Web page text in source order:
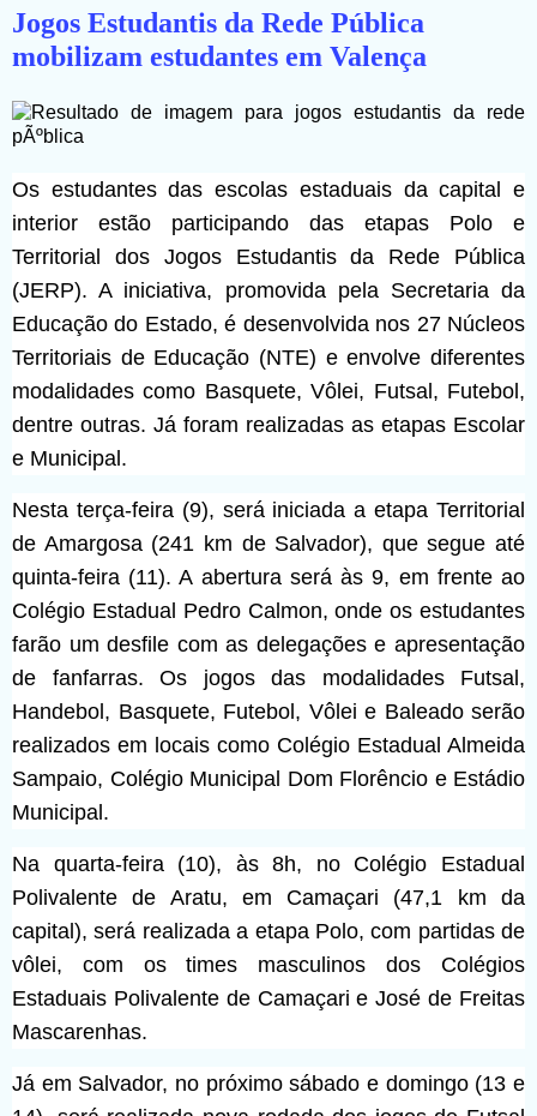
Jogos Estudantis da Rede Pública
mobilizam estudantes em Valença
Os estudantes das escolas estaduais da capital e
interior estão participando das etapas Polo e
Territorial dos Jogos Estudantis da Rede Pública
(JERP). A iniciativa, promovida pela Secretaria da
Educação do Estado, é desenvolvida nos 27 Núcleos
Territoriais de Educação (NTE) e envolve diferentes
modalidades como Basquete, Vôlei, Futsal, Futebol,
dentre outras. Já foram realizadas as etapas Escolar
e Municipal.
Nesta terça-feira (9), será iniciada a etapa Territorial
de Amargosa (241 km de Salvador), que segue até
quinta-feira (11). A abertura será às 9, em frente ao
Colégio Estadual Pedro Calmon, onde os estudantes
farão um desfile com as delegações e apresentação
de fanfarras. Os jogos das modalidades Futsal,
Handebol, Basquete, Futebol, Vôlei e Baleado serão
realizados em locais como Colégio Estadual Almeida
Sampaio, Colégio Municipal Dom Florêncio e Estádio
Municipal.
Na quarta-feira (10), às 8h, no Colégio Estadual
Polivalente de Aratu, em Camaçari (47,1 km da
capital), será realizada a etapa Polo, com partidas de
vôlei, com os times masculinos dos Colégios
Estaduais Polivalente de Camaçari e José de Freitas
Mascarenhas.
Já em Salvador, no próximo sábado e domingo (13 e